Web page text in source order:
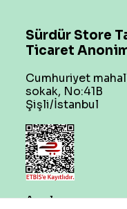
Sürdür Store
Ticaret
Cumhuriyet
sokak, No:41B
Şişli/İstanbul
Ayarları